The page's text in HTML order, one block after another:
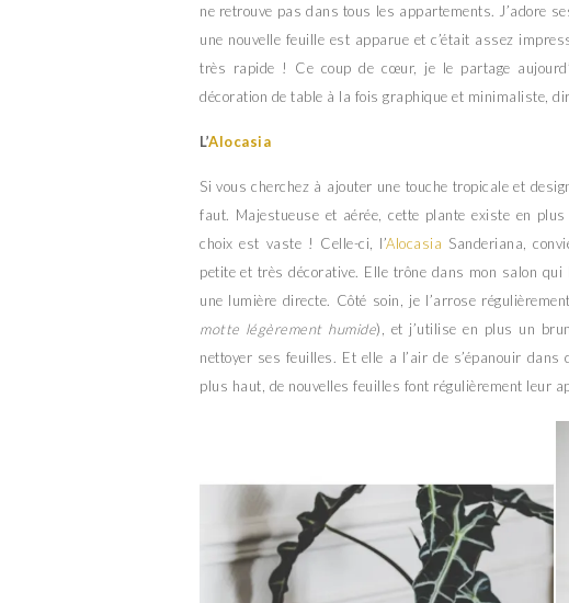
ne retrouve pas dans tous les appartements. J’adore
une nouvelle feuille est apparue et c’était assez
très rapide ! Ce coup de cœur, je le partage
décoration de table à la fois graphique et minimaliste,
L’Alocasia
Si vous cherchez à ajouter une touche tropicale et
faut. Majestueuse et aérée, cette plante existe en
choix est vaste ! Celle-ci, l’Alocasia Sanderiana,
petite et très décorative. Elle trône dans mon salon
une lumière directe. Côté soin, je l’arrose
motte légèrement humide), et j’utilise en plus un
nettoyer ses feuilles. Et elle a l’air de s’épanouir
plus haut, de nouvelles feuilles font régulièrement leur